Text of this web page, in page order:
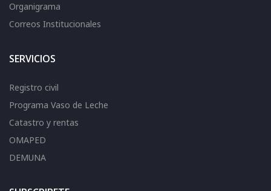
Organigrama
Correos Institucionales
SERVICIOS
Registro civil
Programa Vaso de Leche
Catastro y rentas
OMAPED
DEMUNA